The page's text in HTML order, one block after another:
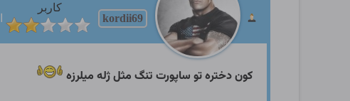
kordii69
کاربر
کون دختره تو ساپورت تنگ مثل ژله میلرزه